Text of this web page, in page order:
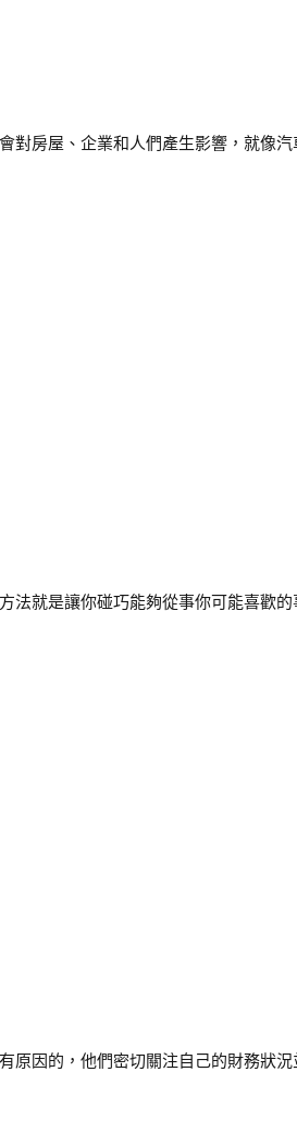
房屋、企業和人們產生影響，就像
就是讓你碰巧能夠從事你可能喜歡
因的，他們密切關注自己的財務狀